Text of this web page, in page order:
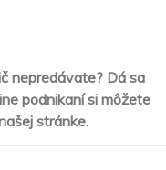
nepredávate? Dá sa
podnikaní si môžete
stránke.